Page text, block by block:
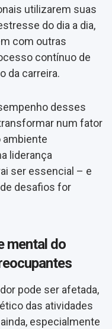
utilizarem suas
do dia a dia,
com outras
contínuo de
da carreira.
desses
num fator
ambiente
liderança
ser essencial – e
desafios for
mental do
pode ser afetada,
das atividades
especialmente